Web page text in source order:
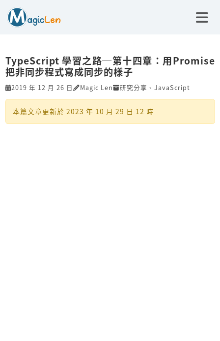
TypeScript 學習之路─第十四章：用Promise
把非同步程式寫成同步的樣子
2019 年 12 月 26 日 Magic Len 研究分享 、 JavaScript
本篇文章更新於 2023 年 10 月 29 日 12 時